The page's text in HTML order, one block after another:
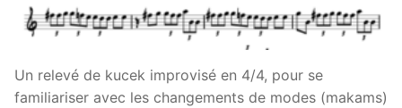
Un relevé de kucek improvisé en 4/4, pour se
familiariser avec les changements de modes (makams)